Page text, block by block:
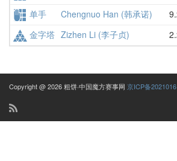
单手 Chengnuo Han (韩承诺)
金字塔 Zizhen Li (李子贞)
Copyright @ 2026 粗饼·中国魔方赛事网 京ICP备